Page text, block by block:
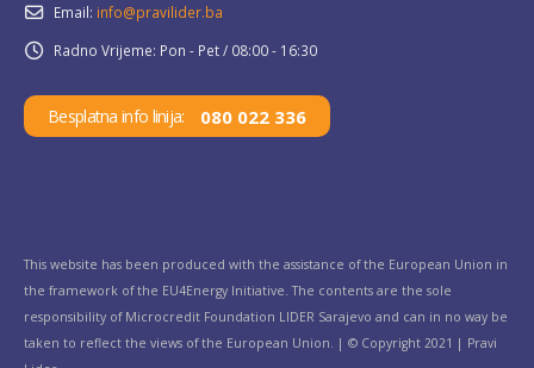
Email: info@pravilider.ba
Radno Vrijeme: Pon - Pet / 08:00 - 16:30
Besplatna info linija: 080 022 336
This website has been produced with the assistance of the European Union in
the framework of the EU4Energy Initiative. The contents are the sole
responsibility of Microcredit Foundation LIDER Sarajevo and can in no way be
taken to reflect the views of the European Union. | © Copyright 2021 | Pravi